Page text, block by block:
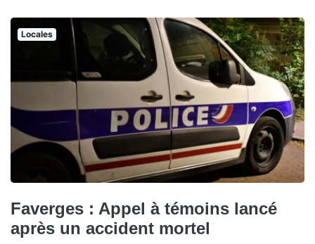
Locales
Faverges : Appel à témoins lancé
après un accident mortel